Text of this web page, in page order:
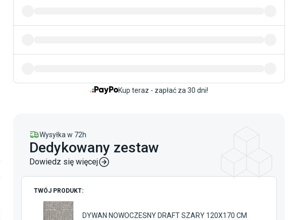
Kolekcje Dywany do sypialni
Dywany do salonu
Dywany 140x200 Dywany heat set 140 cm x 200 cm Prostokąt
Kup teraz - zapłać za 30 dni!
Wysyłka w 72h
Dedykowany zestaw
Dowiedz się więcej
TWÓJ PRODUKT:
DYWAN NOWOCZESNY DRAFT SZARY 120X170 CM